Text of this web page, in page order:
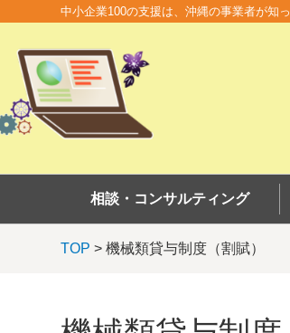
中小企業100の支援は、沖縄の事業者が知
相談・コンサルティング
TOP > 機械類貸与制度（割賦）